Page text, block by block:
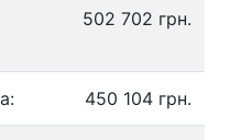
502 702 грн.
450 104 грн.